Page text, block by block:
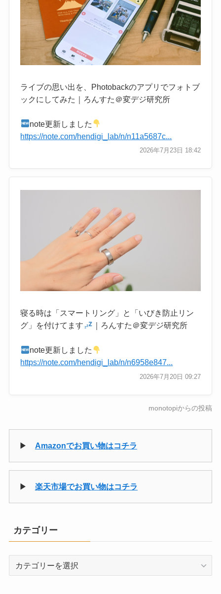
ライブの思い出を、Photobackのアプリでフォトブ
ックにしてみた｜ろんすた＠変デジ研究所
note更新しました
https://note.com/hendigi_lab/n/n11a5687c...
2026年7月23日 18:42
寝る時は「スマートリング」と「いびき防止リン
グ」を付けてます
｜ろんすた＠変デジ研究所
note更新しました
https://note.com/hendigi_lab/n/n6958e847...
2026年7月20日 09:27
monotopiからの投稿
▶ Amazonでお買い物はコチラ
▶ 楽天市場でお買い物はコチラ
カテゴリー